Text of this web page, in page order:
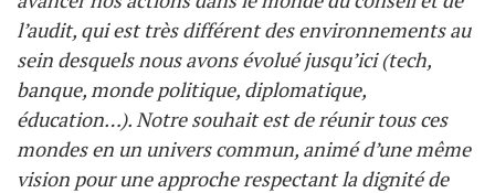
l’audit, qui est très différent des environnements au
sein desquels nous avons évolué jusqu’ici (tech,
banque, monde politique, diplomatique,
éducation…). Notre souhait est de réunir tous ces
mondes en un univers commun, animé d’une même
vision pour une approche respectant la dignité de